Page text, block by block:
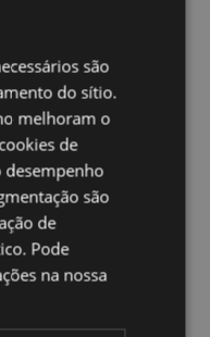
na Puckator?
o cliente.
Profundidade 0.1cm
são
do sítio.
melhoram o
de
são
de
Pode
na nossa